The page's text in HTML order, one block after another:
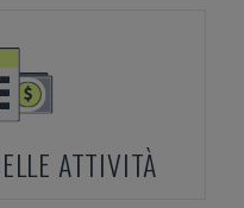
ATTIVITÀ